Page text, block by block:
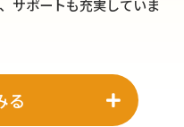
サポートも充実していま
る